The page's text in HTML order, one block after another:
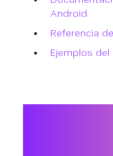
Android
Referencia
Ejemplos del